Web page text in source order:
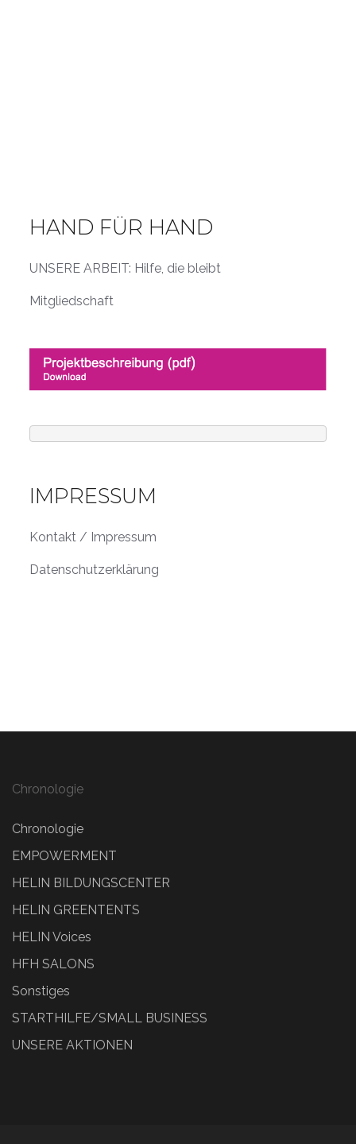
HAND FÜR HAND
UNSERE ARBEIT: Hilfe, die bleibt
Mitgliedschaft
IMPRESSUM
Kontakt / Impressum
Datenschutzerklärung
Chronologie
Chronologie
EMPOWERMENT
HELIN BILDUNGSCENTER
HELIN GREENTENTS
HELIN Voices
HFH SALONS
Sonstiges
STARTHILFE/SMALL BUSINESS
UNSERE AKTIONEN